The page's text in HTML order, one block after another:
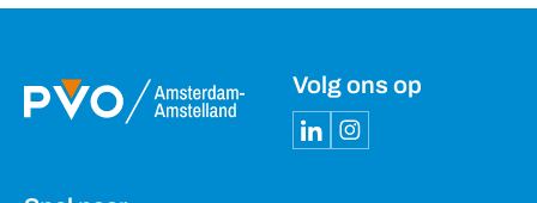
Volg ons op